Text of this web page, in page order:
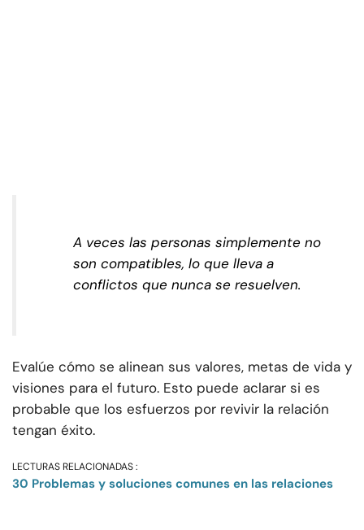
A veces las personas simplemente no
son compatibles, lo que lleva a
conflictos que nunca se resuelven.
Evalúe cómo se alinean sus valores, metas de vida y
visiones para el futuro. Esto puede aclarar si es
probable que los esfuerzos por revivir la relación
tengan éxito.
LECTURAS RELACIONADAS :
30 Problemas y soluciones comunes en las relaciones